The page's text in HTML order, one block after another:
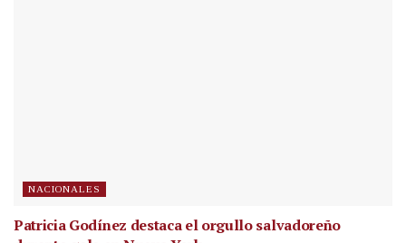
NACIONALES
Patricia Godínez destaca el orgullo salvadoreño